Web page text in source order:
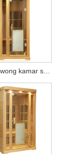
Telung wong kamar steating kayu kringet